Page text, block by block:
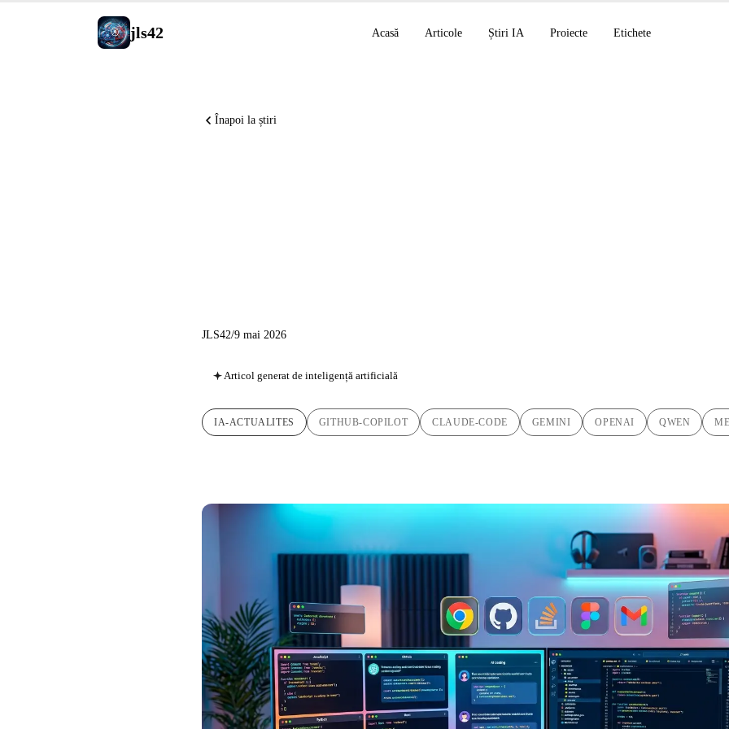
jls42 Acasă Articole Știri IA Proiecte Etichete
Înapoi la știri
JLS42/9 mai 2026
Articol generat de inteligență artificială
IA-ACTUALITES GITHUB-COPILOT CLAUDE-CODE GEMINI OPENAI QWEN